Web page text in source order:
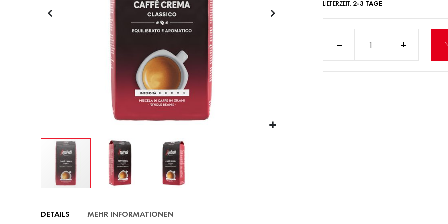
der
LIEFERZEIT 2-3 TAGE
DETAILS MEHR INFORMATIONEN